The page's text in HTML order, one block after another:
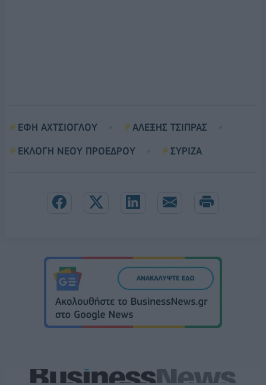
ΕΦΗ ΑΧΤΣΙΟΓΛΟΥ
ΑΛΕΞΗΣ ΤΣΙΠΡΑΣ
ΕΚΛΟΓΗ ΝΕΟΥ ΠΡΟΕΔΡΟΥ
ΣΥΡΙΖΑ